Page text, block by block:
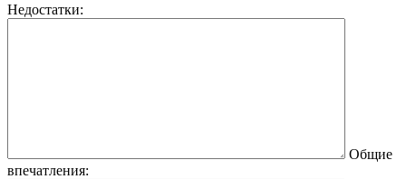
Недостатки:
Общие
впечатления: